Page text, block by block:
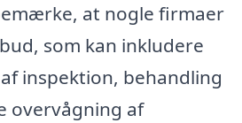
at nogle firmaer
som kan inkludere
inspektion, behandling
overvågning af